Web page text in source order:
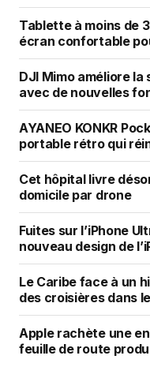
Tablette à moins de
écran confortable
DJI Mimo améliore
avec de nouvelles
AYANEO KONKR
portable rétro qui
Cet hôpital livre
domicile par drone
Fuites sur l’iPhone
nouveau design de
Le Caribe face à un
des croisières dans
Apple rachète une
feuille de route